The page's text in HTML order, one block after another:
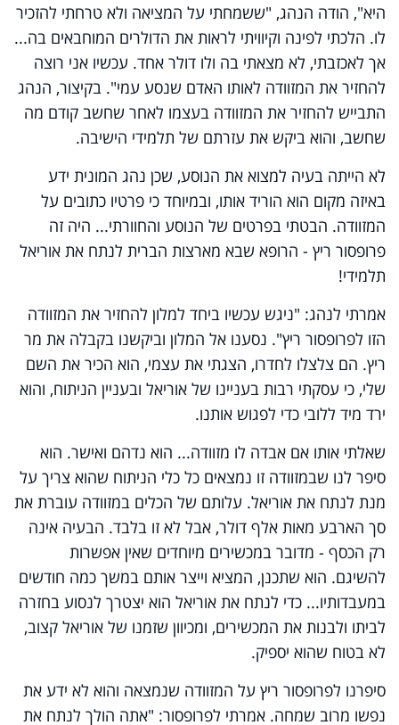
היא", הודה הנהג, "ששמחתי על המציאה ולא טרחתי להזכיר
לו. הלכתי לפינה וקיוויתי לראות את הדולרים המוחבאים בה...
אך לאכזבתי, לא מצאתי בה ולו דולר אחד. עכשיו אני רוצה
להחזיר את המזוודה לאותו האדם שנסע עמי". בקיצור, הנהג
התבייש להחזיר את המזוודה בעצמו לאחר שחשב קודם מה
שחשב, והוא ביקש את עזרתם של תלמידי הישיבה.
לא הייתה בעיה למצוא את הנוסע, שכן נהג המונית ידע
באיזה מקום הוא הוריד אותו, ובמיוחד כי פרטיו כתובים על
המזוודה. הבטתי בפרטים של הנוסע והחוורתי... היה זה
פרופסור ריץ - הרופא שבא מארצות הברית לנתח את אוריאל
תלמידי!
אמרתי לנהג: "ניגש עכשיו ביחד למלון להחזיר את המזוודה
הזו לפרופסור ריץ". נסענו אל המלון וביקשנו בקבלה את מר
ריץ. הם צלצלו לחדרו, הצגתי את עצמי, הוא הכיר את השם
שלי, כי עסקתי רבות בעניינו של אוריאל ובעניין הניתוח, והוא
ירד מיד ללובי כדי לפגוש אותנו.
שאלתי אותו אם אבדה לו מזוודה... הוא נדהם ואישר. הוא
סיפר לנו שבמזוודה זו נמצאים כל כלי הניתוח שהוא צריך על
מנת לנתח את אוריאל. עלותם של הכלים במזוודה עוברת את
סך הארבע מאות אלף דולר, אבל לא זו בלבד. הבעיה אינה
רק הכסף - מדובר במכשירים מיוחדים שאין אפשרות
להשיגם. הוא שתכנן, המציא וייצר אותם במשך כמה חודשים
במעבדותיו... כדי לנתח את אוריאל הוא יצטרך לנסוע בחזרה
לביתו ולבנות את המכשירים, ומכיוון שזמנו של אוריאל קצוב,
לא בטוח שהוא יספיק.
סיפרנו לפרופסור ריץ על המזוודה שנמצאה והוא לא ידע את
נפשו מרוב שמחה. אמרתי לפרופסור: "אתה הולך לנתח את